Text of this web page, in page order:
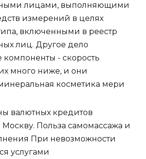
лицами, выполняющими
измерений в целях
включенными в реестр
лиц. Другое дело
компоненты - скорость
много ниже, и они
косметика мери
валютных кредитов
Польза самомассажа и
При невозможности
услугами